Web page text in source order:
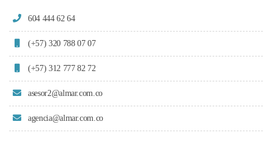
604 444 62 64
(+57) 320 788 07 07
(+57) 312 777 82 72
asesor2@almar.com.co
agencia@almar.com.co